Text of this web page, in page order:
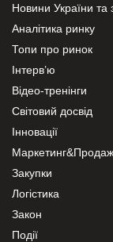
Новини України та
Аналітика ринку
Топи про ринок
Інтерв’ю
Відео-тренінги
Світовий досвід
Інновації
Закупки
Логістика
Закон
Події